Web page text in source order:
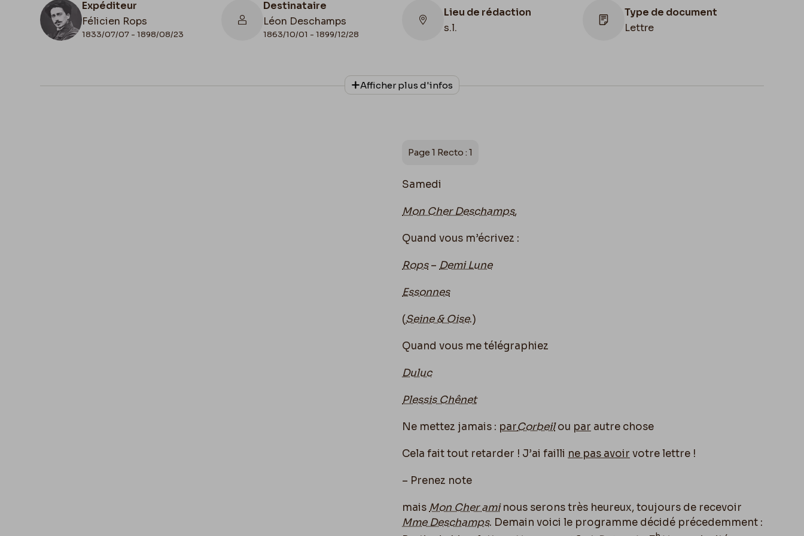
Expéditeur
Félicien Rops
1833/07/07 - 1898/08/23
Destinataire
Léon Deschamps
1863/10/01 - 1899/12/28
Lieu de rédaction
s.l.
Type de document
Lettre
Collationnage
Autographe
France, Paris, Bibliothèque Littéraire
Afficher plus d'infos
Page 1 Recto : 1
Samedi
Mon Cher Deschamps,
Quand vous m’écrivez :
Rops– Demi Lune
Essonnes
(Seine & Oise.)
Quand vous me télégraphiez
Duluc
Plessis Chênet
Ne mettez jamais : parCorbeilou par autre chose
Cela fait tout retarder ! J’ai failli ne pas avoir votre lettre !
– Prenez note
mais Mon Cher aminous serons très heureux, toujours de recevoir
Mme Deschamps. Demain voici le programme décidé précedemment :